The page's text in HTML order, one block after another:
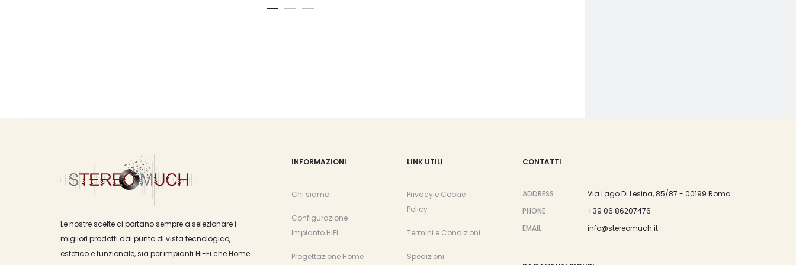
Le nostre scelte ci portano sempre a selezionare i
migliori prodotti dal punto di vista tecnologico,
estetico e funzionale, sia per impianti Hi-Fi che Home
INFORMAZIONI
Chi siamo
Configurazione
Impianto HIFI
Progettazione Home
LINK UTILI
Privacy e Cookie
Policy
Termini e Condizioni
Spedizioni
CONTATTI
ADDRESS
Via Lago Di Lesina, 85/87 - 00199 Roma
PHONE
+39 06 86207476
EMAIL
info@stereomuch.it